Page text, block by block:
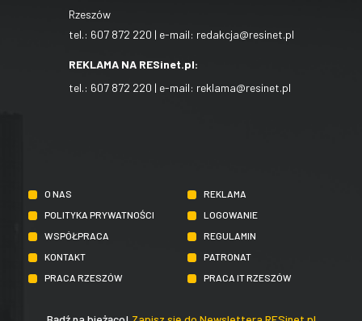
Rzeszów
tel.: 607 872 220 | e-mail: redakcja@resinet.pl
REKLAMA NA RESinet.pl:
tel.: 607 872 220 | e-mail: reklama@resinet.pl
O NAS
REKLAMA
POLITYKA PRYWATNOŚCI
LOGOWANIE
WSPÓŁPRACA
REGULAMIN
KONTAKT
PATRONAT
PRACA RZESZÓW
PRACA IT RZESZÓW